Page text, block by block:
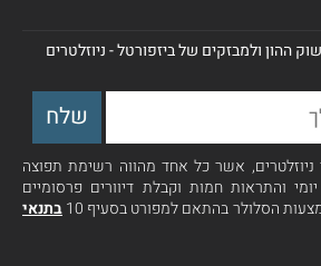
ההון ולמבזקים של ביזפורטל - ניוזלטרים
אשר כל אחד מהווה רשימת תפוצה
והתראות חמות וקבלת דיוורים פרסומיים
הסלולר בהתאם למפורט בסעיף 10
בתנאי